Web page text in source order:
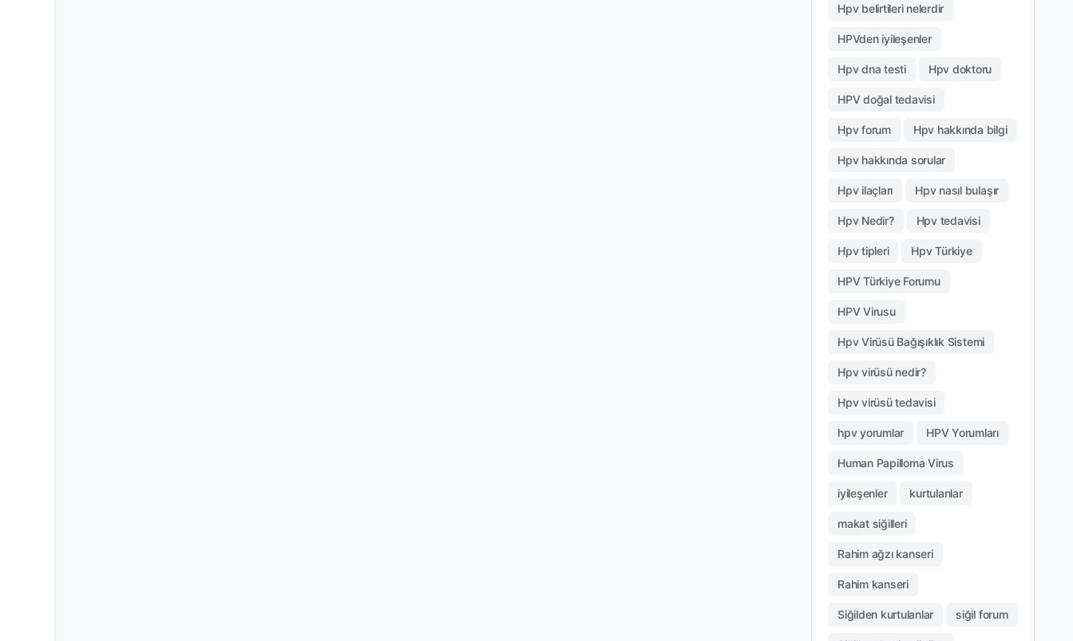
Hpv belirtileri nelerdir
HPVden iyileşenler
Hpv dna testi Hpv doktoru
HPV doğal tedavisi
Hpv forum Hpv hakkında bilgi
Hpv hakkında sorular
Hpv ilaçları Hpv nasıl bulaşır
Hpv Nedir? Hpv tedavisi
Hpv tipleri Hpv Türkiye
HPV Türkiye Forumu
HPV Virusu
Hpv Virüsü Bağışıklık Sistemi
Hpv virüsü nedir?
Hpv virüsü tedavisi
hpv yorumlar HPV Yorumları
Human Papilloma Virus
iyileşenler kurtulanlar
makat siğilleri
Rahim ağzı kanseri
Rahim kanseri
Siğilden kurtulanlar siğil forum